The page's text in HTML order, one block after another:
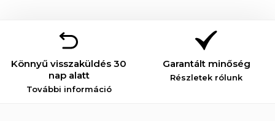
Könnyű visszaküldés 30
nap alatt
További információ
Garantált minőség
Részletek rólunk